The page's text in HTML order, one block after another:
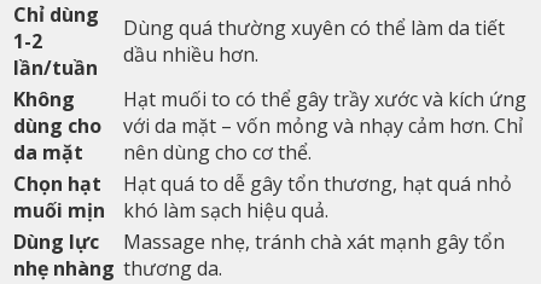
Chỉ dùng
1-2
lần/tuần
Dùng quá thường xuyên có thể làm da tiết
dầu nhiều hơn.
Không
dùng cho
da mặt
Hạt muối to có thể gây trầy xước và kích ứng
với da mặt – vốn mỏng và nhạy cảm hơn. Chỉ
nên dùng cho cơ thể.
Chọn hạt
muối mịn
Hạt quá to dễ gây tổn thương, hạt quá nhỏ
khó làm sạch hiệu quả.
Dùng lực
nhẹ nhàng
Massage nhẹ, tránh chà xát mạnh gây tổn
thương da.